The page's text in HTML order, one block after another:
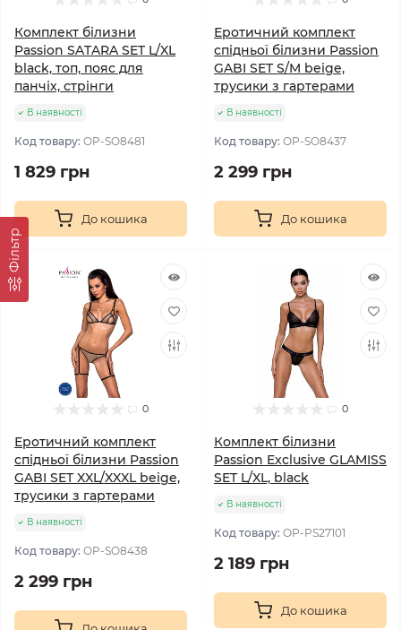
Фільтр
Комплект білизни
Passion SATARA SET L/XL
black, топ, пояс для
панчіх, стрінги
В наявності
Код товару: OP-SO8481
1 829 грн
До кошика
Еротичний комплект
спідньої білизни Passion
GABI SET S/M beige,
трусики з гартерами
В наявності
Код товару: OP-SO8437
2 299 грн
До кошика
0
Еротичний комплект
спідньої білизни Passion
GABI SET XXL/XXXL beige,
трусики з гартерами
В наявності
Код товару: OP-SO8438
2 299 грн
0
Комплект білизни
Passion Exclusive GLAMISS
SET L/XL, black
В наявності
Код товару: OP-PS27101
2 189 грн
До кошика